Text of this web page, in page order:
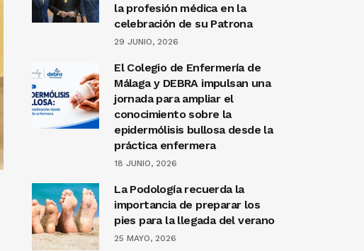
la profesión médica en la
celebración de su Patrona
29 JUNIO, 2026
El Colegio de Enfermería de
Málaga y DEBRA impulsan una
jornada para ampliar el
conocimiento sobre la
epidermólisis bullosa desde la
práctica enfermera
18 JUNIO, 2026
La Podología recuerda la
importancia de preparar los
pies para la llegada del verano
25 MAYO, 2026